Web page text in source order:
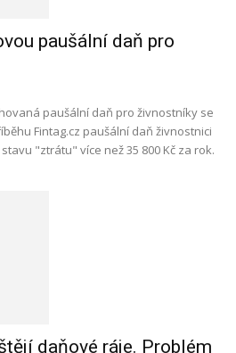
paušální daň pro
paušální daň pro živnostníky se
Fintag.cz paušální daň živnostnici
"ztrátu" více než 35 800 Kč za rok.
daňové ráje. Problém